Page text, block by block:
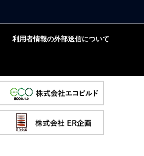
利用者情報の外部送信について